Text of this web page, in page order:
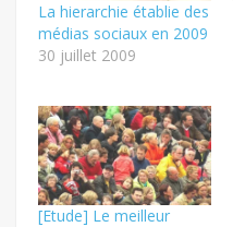
La hierarchie établie des
médias sociaux en 2009
30 juillet 2009
[Etude] Le meilleur